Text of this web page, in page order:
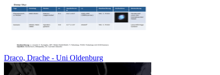
Draco, Drache - Uni Oldenburg